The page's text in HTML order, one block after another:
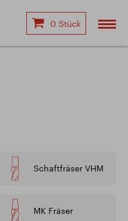
0 Stück
Schaftfräser VHM
MK Fräser